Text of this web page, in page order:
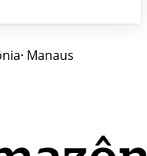
· Manaus